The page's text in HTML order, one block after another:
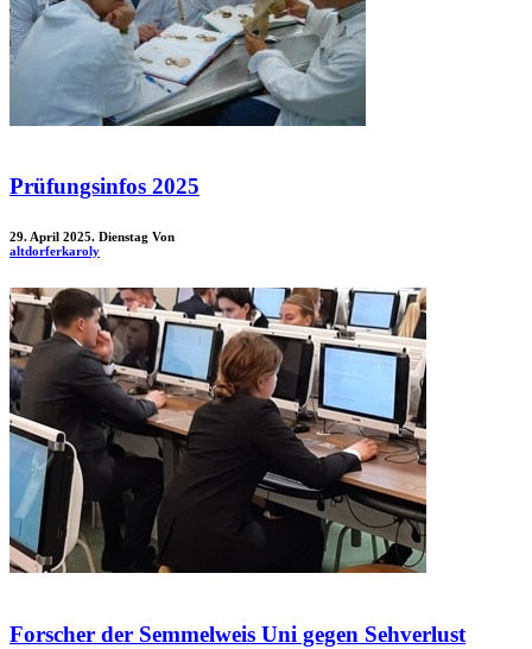
Prüfungsinfos 2025
29. April 2025. Dienstag Von
altdorferkaroly
Forscher der Semmelweis Uni gegen Sehverlust